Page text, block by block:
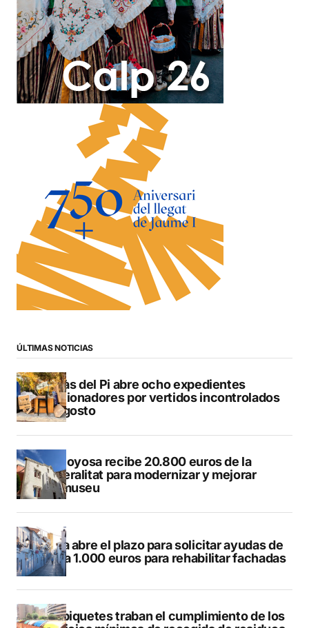
ÚLTIMAS NOTICIAS
L’Alfàs del Pi abre ocho expedientes
sancionadores por vertidos incontrolados
en agosto
Villajoyosa recibe 20.800 euros de la
Generalitat para modernizar y mejorar
Vilamuseu
Altea abre el plazo para solicitar ayudas de
hasta 1.000 euros para rehabilitar fachadas
Los piquetes traban el cumplimiento de los